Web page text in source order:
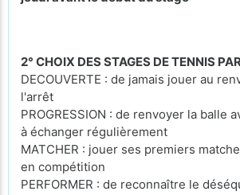
2° CHOIX DES STAGES DE TENNIS
DECOUVERTE : de jamais jouer au
l'arrêt
PROGRESSION : de renvoyer la balle
à échanger régulièrement
MATCHER : jouer ses premiers
en compétition
PERFORMER : de reconnaître le